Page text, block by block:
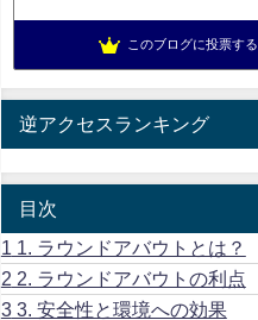
このブログに投票する
逆アクセスランキング
目次
1
1. ラウンドアバウトとは？
2 2. ラウンドアバウトの利点
33. 安全性と環境への効果